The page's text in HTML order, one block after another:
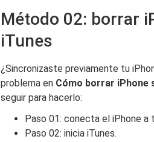
Método 02: borrar
iTunes
¿Sincronizaste previamente tu
problema en Cómo borrar iPhone
seguir para hacerlo:
Paso 01: conecta el iPhone a
Paso 02: inicia iTunes.